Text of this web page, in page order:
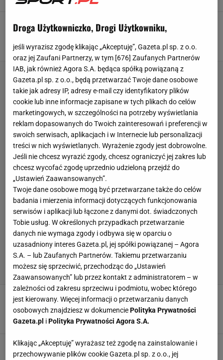
Khelif i Yu-Ting zapalnikami. Decyzja już
zapadła. "W takim świecie żyjemy"
Michał Salamucha,26 MARCA 2025, 11:15
Burza wokół "najpiękniejszej piłkarki świata".
Wszyscy jej to wytykają
Hubert Pawlik,5 GRUDNIA 2024, 12:57
Najnowsze informacje ws. burzy wokół Imane
Khelif. Jest oficjalny komunikat
Droga Użytkowniczko, Drogi Użytkowniku,
jeśli wyrazisz zgodę klikając „Akceptuję”, Gazeta.pl sp. z o.o.
oraz jej Zaufani Partnerzy, w tym [676] Zaufanych Partnerów
IAB, jak również Agora S.A. będąca spółką powiązaną z
Gazeta.pl sp. z o.o., będą przetwarzać Twoje dane osobowe
takie jak adresy IP, adresy e-mail czy identyfikatory plików
cookie lub inne informacje zapisane w tych plikach do celów
marketingowych, w szczególności na potrzeby wyświetlania
reklam dopasowanych do Twoich zainteresowań i preferencji w
swoich serwisach, aplikacjach i w Internecie lub personalizacji
treści w nich wyświetlanych. Wyrażenie zgody jest dobrowolne.
Jeśli nie chcesz wyrazić zgody, chcesz ograniczyć jej zakres lub
chcesz wycofać zgodę uprzednio udzieloną przejdź do
„Ustawień Zaawansowanych”.
Twoje dane osobowe mogą być przetwarzane także do celów
badania i mierzenia informacji dotyczących funkcjonowania
serwisów i aplikacji lub łączone z danymi dot. świadczonych
Tobie usług. W określonych przypadkach przetwarzanie
danych nie wymaga zgody i odbywa się w oparciu o
uzasadniony interes Gazeta.pl, jej spółki powiązanej – Agora
S.A. – lub Zaufanych Partnerów. Takiemu przetwarzaniu
możesz się sprzeciwić, przechodząc do „Ustawień
Zaawansowanych” lub przez kontakt z administratorem – w
zależności od zakresu sprzeciwu i podmiotu, wobec którego
jest kierowany. Więcej informacji o przetwarzaniu danych
osobowych znajdziesz w dokumenciePolityka Prywatności
Gazeta.pl iPolityka Prywatności Agora S.A.
Klikając „Akceptuję” wyrażasz też zgodę na zainstalowanie i
przechowywanie plików cookie Gazeta.pl sp. z o.o., jej